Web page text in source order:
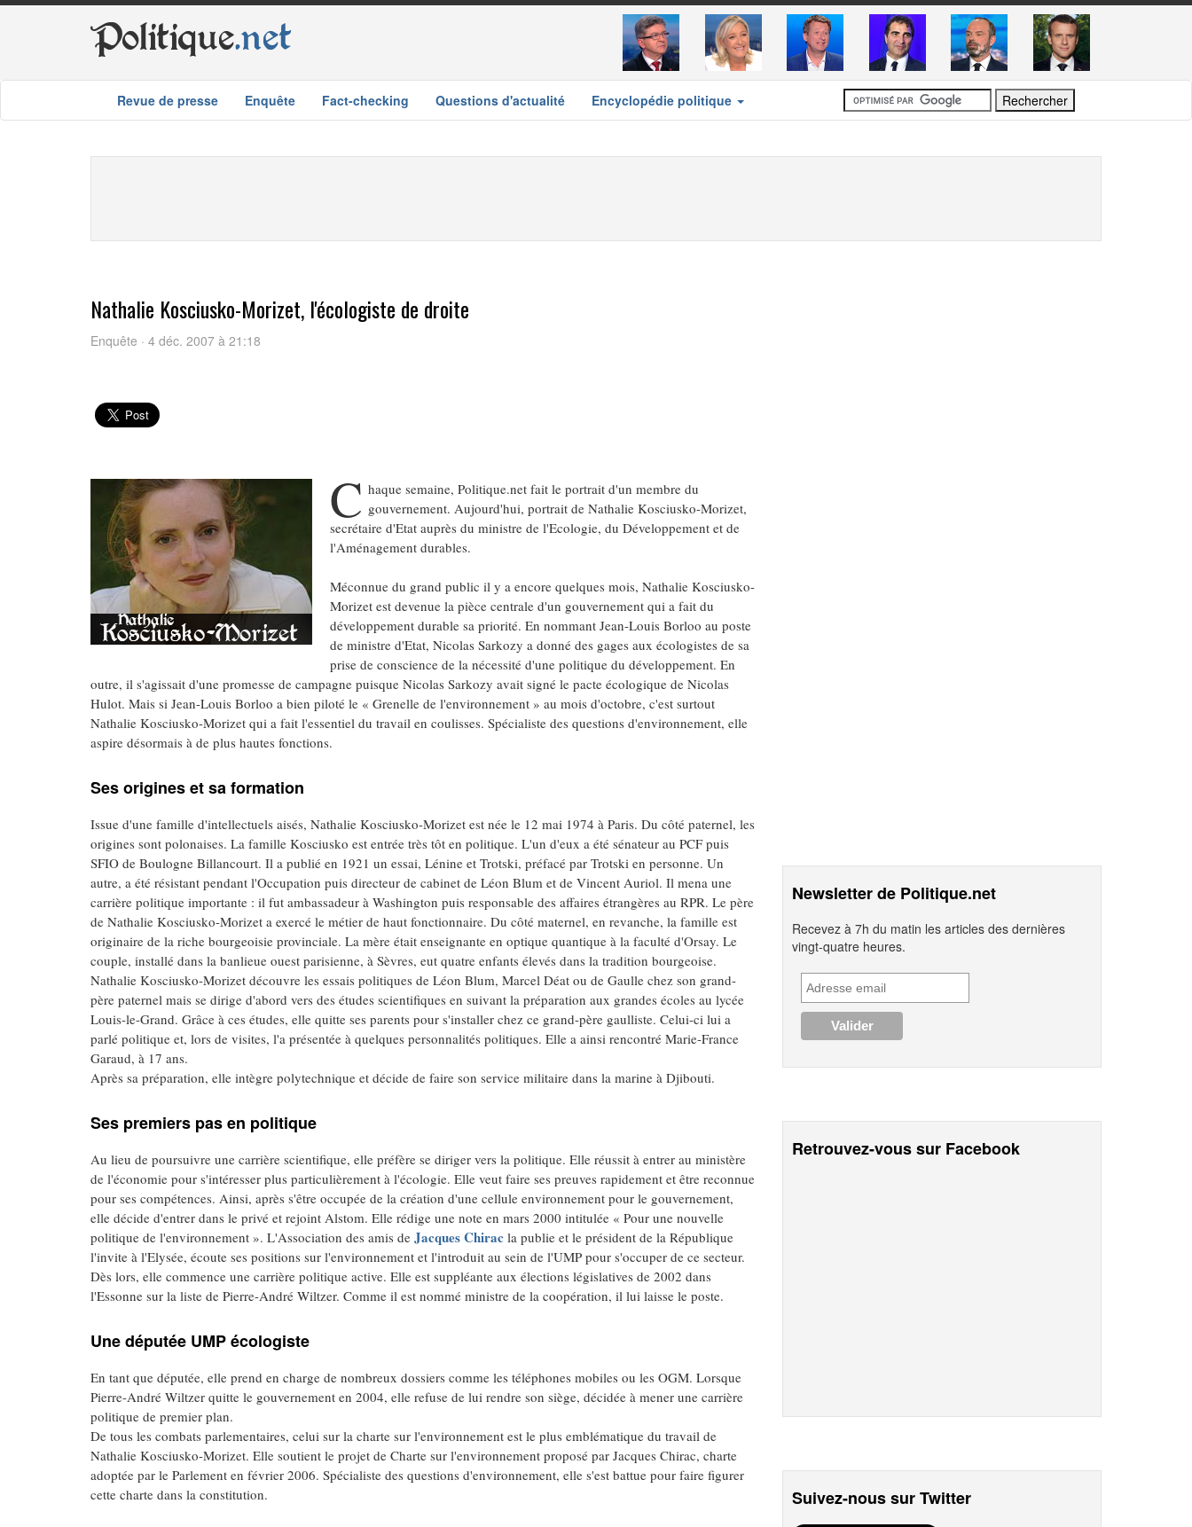
Politique.net
Revue de presse Enquête Fact-checking Questions d'actualité Encyclopédie politique
Nathalie Kosciusko-Morizet, l'écologiste de droite
Enquête · 4 déc. 2007 à 21:18
C haque semaine, Politique.net fait le portrait d'un membre du
gouvernement. Aujourd'hui, portrait de Nathalie Kosciusko-Morizet,
secrétaire d'Etat auprès du ministre de l'Ecologie, du Développement et de
l'Aménagement durables.
Méconnue du grand public il y a encore quelques mois, Nathalie Kosciusko-
Morizet est devenue la pièce centrale d'un gouvernement qui a fait du
développement durable sa priorité. En nommant Jean-Louis Borloo au poste
de ministre d'Etat, Nicolas Sarkozy a donné des gages aux écologistes de sa
prise de conscience de la nécessité d'une politique du développement. En
outre, il s'agissait d'une promesse de campagne puisque Nicolas Sarkozy avait signé le pacte écologique de Nicolas
Hulot. Mais si Jean-Louis Borloo a bien piloté le « Grenelle de l'environnement » au mois d'octobre, c'est surtout
Nathalie Kosciusko-Morizet qui a fait l'essentiel du travail en coulisses. Spécialiste des questions d'environnement, elle
aspire désormais à de plus hautes fonctions.
Ses origines et sa formation
Issue d'une famille d'intellectuels aisés, Nathalie Kosciusko-Morizet est née le 12 mai 1974 à Paris. Du côté paternel, les
origines sont polonaises. La famille Kosciusko est entrée très tôt en politique. L'un d'eux a été sénateur au PCF puis
SFIO de Boulogne Billancourt. Il a publié en 1921 un essai, Lénine et Trotski, préfacé par Trotski en personne. Un
autre, a été résistant pendant l'Occupation puis directeur de cabinet de Léon Blum et de Vincent Auriol. Il mena une
carrière politique importante : il fut ambassadeur à Washington puis responsable des affaires étrangères au RPR. Le père
de Nathalie Kosciusko-Morizet a exercé le métier de haut fonctionnaire. Du côté maternel, en revanche, la famille est
originaire de la riche bourgeoisie provinciale. La mère était enseignante en optique quantique à la faculté d'Orsay. Le
couple, installé dans la banlieue ouest parisienne, à Sèvres, eut quatre enfants élevés dans la tradition bourgeoise.
Nathalie Kosciusko-Morizet découvre les essais politiques de Léon Blum, Marcel Déat ou de Gaulle chez son grand-
père paternel mais se dirige d'abord vers des études scientifiques en suivant la préparation aux grandes écoles au lycée
Louis-le-Grand. Grâce à ces études, elle quitte ses parents pour s'installer chez ce grand-père gaulliste. Celui-ci lui a
parlé politique et, lors de visites, l'a présentée à quelques personnalités politiques. Elle a ainsi rencontré Marie-France
Garaud, à 17 ans.
Après sa préparation, elle intègre polytechnique et décide de faire son service militaire dans la marine à Djibouti.
Ses premiers pas en politique
Au lieu de poursuivre une carrière scientifique, elle préfère se diriger vers la politique. Elle réussit à entrer au ministère
de l'économie pour s'intéresser plus particulièrement à l'écologie. Elle veut faire ses preuves rapidement et être reconnue
pour ses compétences. Ainsi, après s'être occupée de la création d'une cellule environnement pour le gouvernement,
elle décide d'entrer dans le privé et rejoint Alstom. Elle rédige une note en mars 2000 intitulée « Pour une nouvelle
politique de l'environnement ». L'Association des amis de Jacques Chirac la publie et le président de la République
l'invite à l'Elysée, écoute ses positions sur l'environnement et l'introduit au sein de l'UMP pour s'occuper de ce secteur.
Dès lors, elle commence une carrière politique active. Elle est suppléante aux élections législatives de 2002 dans
l'Essonne sur la liste de Pierre-André Wiltzer. Comme il est nommé ministre de la coopération, il lui laisse le poste.
Une députée UMP écologiste
En tant que députée, elle prend en charge de nombreux dossiers comme les téléphones mobiles ou les OGM. Lorsque
Pierre-André Wiltzer quitte le gouvernement en 2004, elle refuse de lui rendre son siège, décidée à mener une carrière
politique de premier plan.
De tous les combats parlementaires, celui sur la charte sur l'environnement est le plus emblématique du travail de
Nathalie Kosciusko-Morizet. Elle soutient le projet de Charte sur l'environnement proposé par Jacques Chirac, charte
adoptée par le Parlement en février 2006. Spécialiste des questions d'environnement, elle s'est battue pour faire figurer
cette charte dans la constitution.
Newsletter de Politique.net
Recevez à 7h du matin les articles des dernières
vingt-quatre heures.
Retrouvez-vous sur Facebook
Suivez-nous sur Twitter